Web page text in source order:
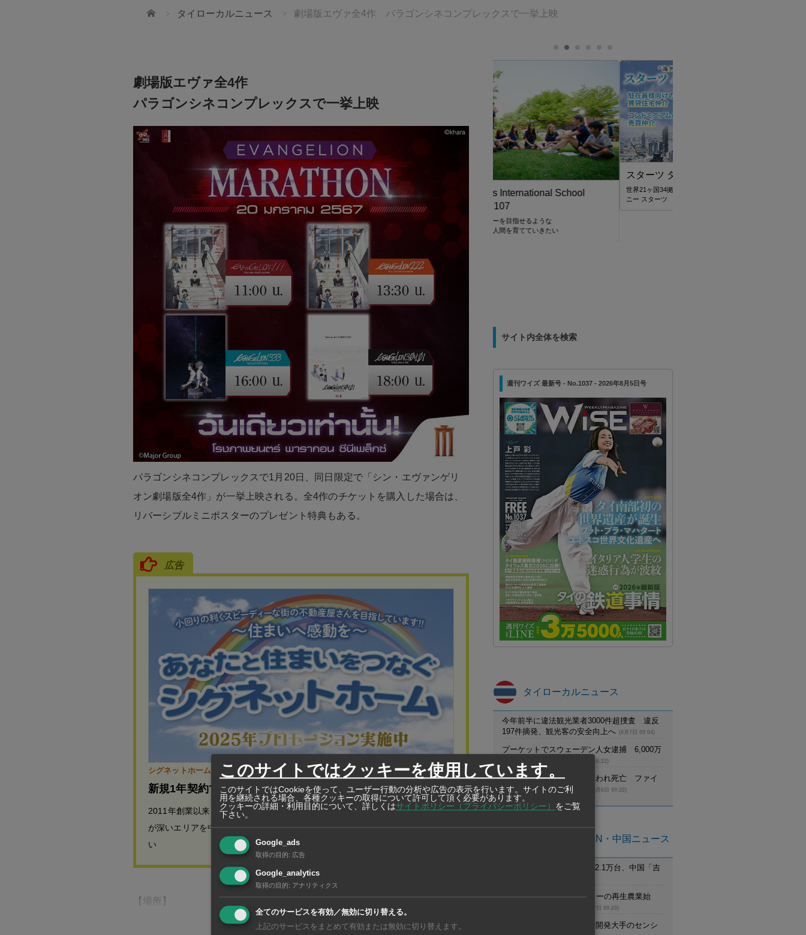
ホーム タイローカルニュース 劇場版エヴァ全4作 パラゴンシネコンプレックスで一挙上映
劇場版エヴァ全4作
パラゴンシネコンプレックスで一挙上映
パラゴンシネコンプレックスで1月20日、同日限定で「シン・エヴァンゲリ
オン劇場版全4作」が一挙上映される。全4作のチケットを購入した場合は、
リバーシブルミニポスターのプレゼント特典もある。
広告
シグネットホーム
新規1年契約で豪華特典プレゼント
2011年創業以来、スクンビットやシーロム、サトーンといった日本人に馴染み
が深いエリアを中心に賃貸住宅の仲介を展開しています。お気軽にご相談くださ
い
【場所】
JTBタイランド✨2027年の始まりを、
幻想的なチェンマイで迎えませんか。
無数のランタンと華やかな花火が夜空を彩る、感動の
「コムローイ・カウントダウン2027」🎆 JTBタイランド
では、12月30日発3泊4日入場券付きパッケージツアーを
ご用意しました。 ✈️航空券＋ホテル＋イベント入場券＋
送迎付き 🇯🇵安心の日本語ガイドサポート付き 💫
28,900バーツ〜
St. Andrews International School
Sukhumvit 107
将来的なリーダーを目指せるような
創造力あふれる人間を育てていきたい
スターツ タイランド
世界21ヶ国34拠点 海外不動産のリーディングカンパ
サイト内全体を検索
週刊ワイズ 最新号 - No.1037 - 2026年8月5日号
タイローカルニュース
今年前半に違法観光業者3000件超捜査 違反
197件摘発、観光客の安全向上へ
(8月7日 09:04)
プーケットでスウェーデン人女逮捕 6,000万
(8月6日 16:22)
保護区職員が野生トラに襲われ死亡 ファイ
カケン野生生物保護区で
(8月6日 09:22)
亜州ASEAN・中国ニュース
【タイ】7月のEV新車登録2.1万台、中国「吉
【ベトナム】UCCがコーヒーの再生農業始
(8月7日 09:20)
【タイ】野村不動産、住宅開発大手のセンシ
このサイトではクッキーを使用しています。
このサイトではCookieを使って、ユーザー行動の分析や広告の表示を行います。サイトのご利
用を継続される場合、各種クッキーの取得について許可して頂く必要があります。
クッキーの詳細・利用目的について、詳しくはサイトポリシー（プライバシーポリシー） をご覧
下さい。
Google_ads
取得の目的: 広告
Google_analytics
取得の目的: アナリティクス
全てのサービスを有効／無効に切り替える。
上記のサービスをまとめて有効または無効に切り替えます。